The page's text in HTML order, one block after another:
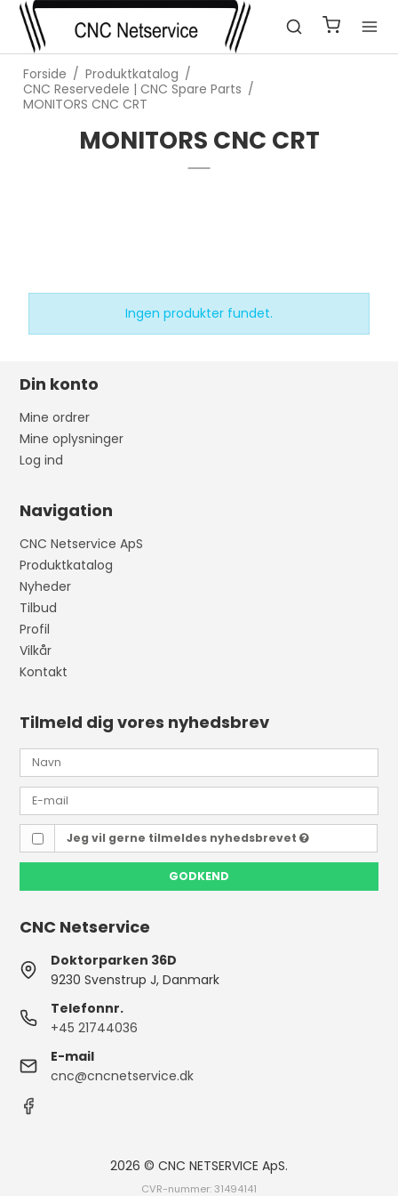
Forside / Produktkatalog /
CNC Reservedele | CNC Spare Parts /
MONITORS CNC CRT
MONITORS CNC CRT
Ingen produkter fundet.
Din konto
Mine ordrer
Mine oplysninger
Log ind
Navigation
CNC Netservice ApS
Produktkatalog
Nyheder
Tilbud
Profil
Vilkår
Kontakt
Tilmeld dig vores nyhedsbrev
Jeg vil gerne tilmeldes nyhedsbrevet
GODKEND
CNC Netservice
Doktorparken 36D
9230 Svenstrup J, Danmark
Telefonnr.
+45 21744036
E-mail
cnc@cncnetservice.dk
2026 © CNC NETSERVICE ApS.
CVR-nummer: 31494141